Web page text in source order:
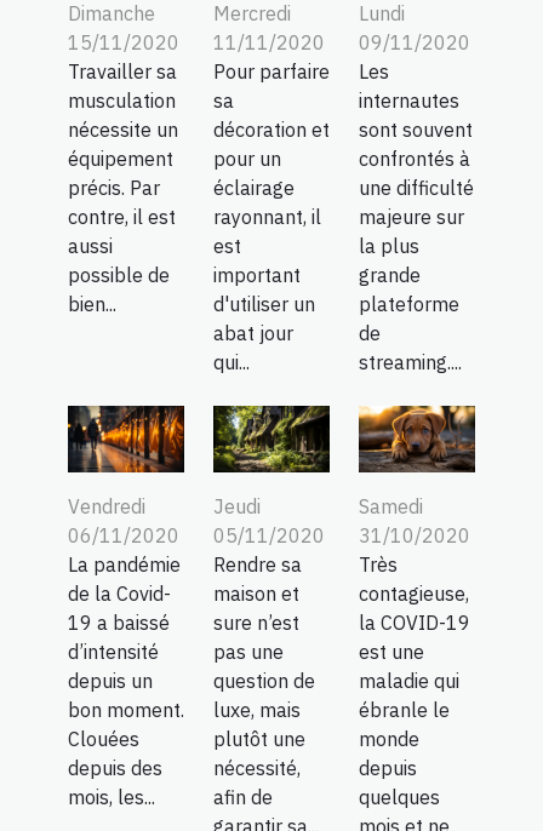
Dimanche
15/11/2020
Travailler sa
musculation
nécessite un
équipement
précis. Par
contre, il est
aussi
possible de
bien...
Mercredi
11/11/2020
Pour parfaire
sa
décoration et
pour un
éclairage
rayonnant, il
est
important
d'utiliser un
abat jour
qui...
Lundi
09/11/2020
Les
internautes
sont souvent
confrontés à
une difficulté
majeure sur
la plus
grande
plateforme
de
streaming....
Vendredi
06/11/2020
La pandémie
de la Covid-
19 a baissé
d’intensité
depuis un
bon moment.
Clouées
depuis des
mois, les...
Jeudi
05/11/2020
Rendre sa
maison et
sure n’est
pas une
question de
luxe, mais
plutôt une
nécessité,
afin de
Samedi
31/10/2020
Très
contagieuse,
la COVID-19
est une
maladie qui
ébranle le
monde
depuis
quelques